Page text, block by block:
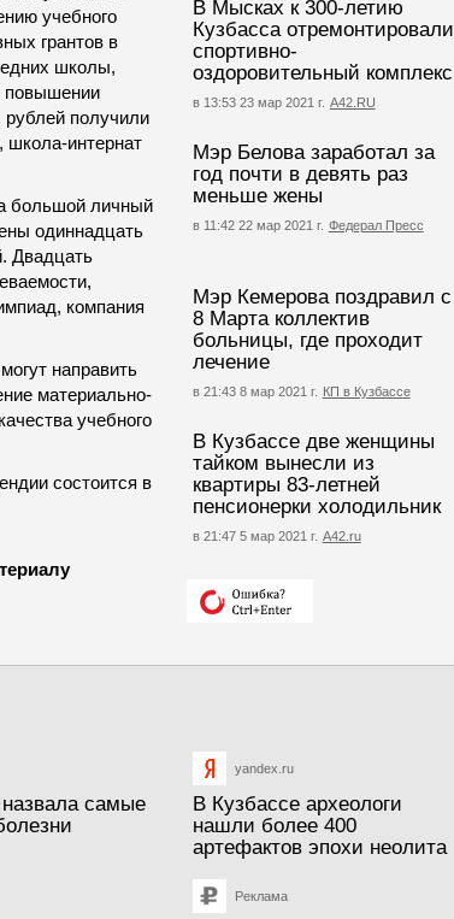
В Мысках к 300-летию
Кузбасса отремонтировали
спортивно-
оздоровительный комплекс
в 13:53 23 мар 2021 г. А42.RU
Мэр Белова заработал за
год почти в девять раз
меньше жены
в 11:42 22 мар 2021 г. Федерал Пресс
Мэр Кемерова поздравил с
8 Марта коллектив
больницы, где проходит
лечение
в 21:43 8 мар 2021 г. КП в Кузбассе
В Кузбассе две женщины
тайком вынесли из
квартиры 83-летней
пенсионерки холодильник
в 21:47 5 мар 2021 г. А42.ru
учебного
грантов в
школы,
повышении
рублей получили
школа-интернат
большой личный
одиннадцать
Двадцать
компания
направить
материально-
учебного
состоится в
самые
yandex.ru
В Кузбассе археологи
нашли более 400
артефактов эпохи неолита
Реклама